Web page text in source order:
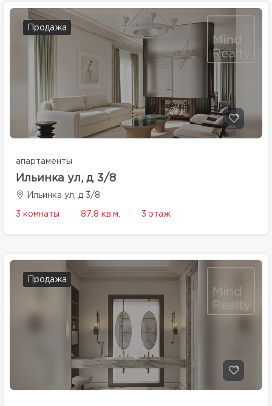
Продажа
апартаменты
Ильинка ул, д 3/8
Ильинка ул, д 3/8
3 комнаты 87.8 кв.м. 3 этаж
Продажа